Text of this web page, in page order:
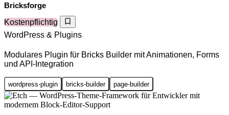
Bricksforge
Kostenpflichtig
WordPress & Plugins
Modulares Plugin für Bricks Builder mit Animationen, Forms
und API-Integration
wordpress-plugin bricks-builder page-builder